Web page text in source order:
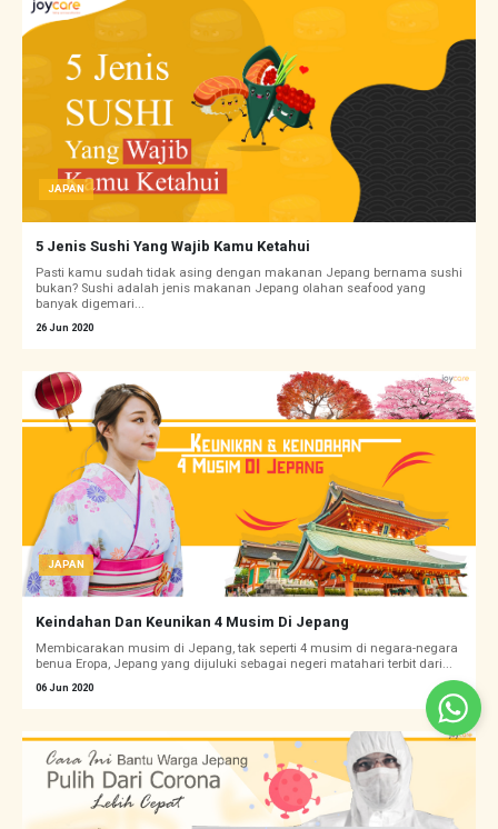
JAPAN
5 Jenis Sushi Yang Wajib Kamu Ketahui
Pasti kamu sudah tidak asing dengan makanan Jepang bernama sushi
bukan? Sushi adalah jenis makanan Jepang olahan seafood yang
banyak digemari...
26 Jun 2020
JAPAN
Keindahan Dan Keunikan 4 Musim Di Jepang
Membicarakan musim di Jepang, tak seperti 4 musim di negara-negara
benua Eropa, Jepang yang dijuluki sebagai negeri matahari terbit dari...
06 Jun 2020